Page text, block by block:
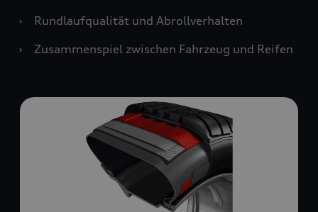
›
Rundlaufqualität und Abrollverhalten
›
Zusammenspiel zwischen Fahrzeug und Reifen